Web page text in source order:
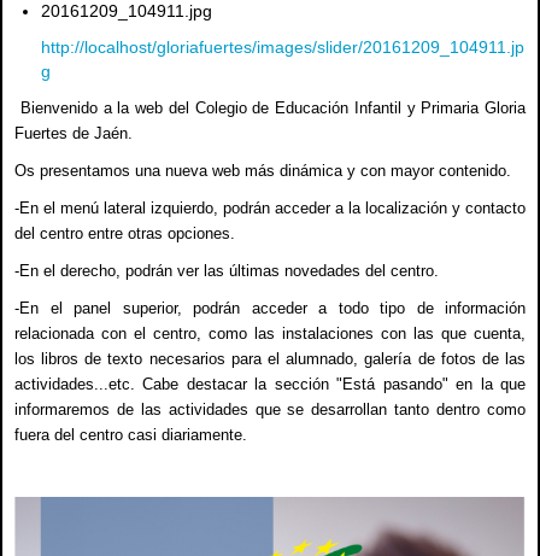
20161209_104911.jpg
http://localhost/gloriafuertes/images/slider/20161209_104911.jp
g
Bienvenido a la web del Colegio de Educación Infantil y Primaria Gloria
Fuertes de Jaén.
Os presentamos una nueva web más dinámica y con mayor contenido.
-En el menú lateral izquierdo, podrán acceder a la localización y contacto
del centro entre otras opciones.
-En el derecho, podrán ver las últimas novedades del centro.
-En el panel superior, podrán acceder a todo tipo de información
relacionada con el centro, como las instalaciones con las que cuenta,
los libros de texto necesarios para el alumnado, galería de fotos de las
actividades...etc. Cabe destacar la sección "Está pasando" en la que
informaremos de las actividades que se desarrollan tanto dentro como
fuera del centro casi diariamente.